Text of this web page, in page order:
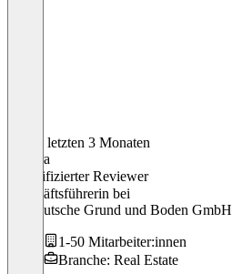
In den letzten 3 Monaten
Samara
Verifizierter Reviewer
Geschäftsführerin bei
Süddeutsche Grund und Boden GmbH
1-50 Mitarbeiter:innen
Branche: Real Estate